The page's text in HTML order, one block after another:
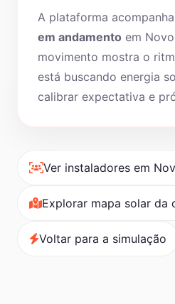
A plataforma acompanha
em andamento em
movimento mostra o
está buscando energia
calibrar expectativa e
Ver instaladores em
Explorar mapa solar da
Voltar para a simulação